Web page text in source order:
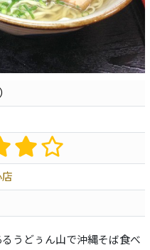
町 北中城村 宜野湾市 中城村
風原町 豊見城市 南城市
ば 冷やしそば 唐人そば
うどぅん山で沖縄そば食べ